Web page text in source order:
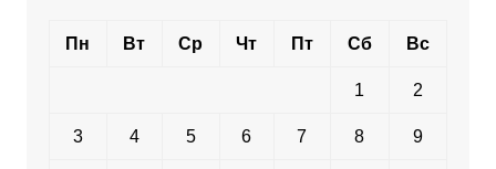
Пн Вт Ср Чт Пт Сб Вс
1 2
3 4 5 6 7 8 9